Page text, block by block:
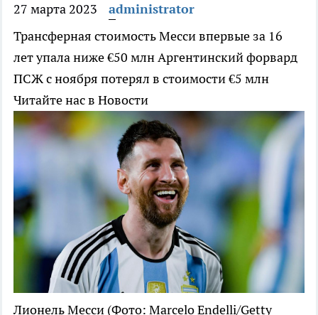
27 марта 2023
administrator
Трансферная стоимость Месси впервые за 16
лет упала ниже €50 млнАргентинский форвард
ПСЖ с ноября потерял в стоимости €5 млн
Читайте нас в Новости
Лионель Месси (Фото: Marcelo Endelli/Getty